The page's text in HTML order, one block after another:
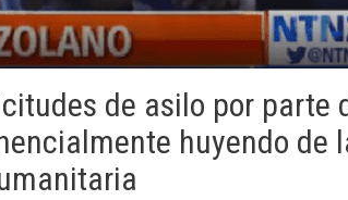
de asilo por parte
huyendo de